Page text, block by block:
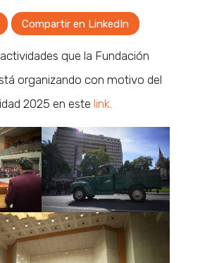
Compartir en LinkedIn
que la Fundación
organizando con motivo del
2025 en este link